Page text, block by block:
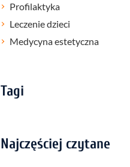
Profilaktyka
Leczenie dzieci
Medycyna estetyczna
Tagi
Najczęściej czytane